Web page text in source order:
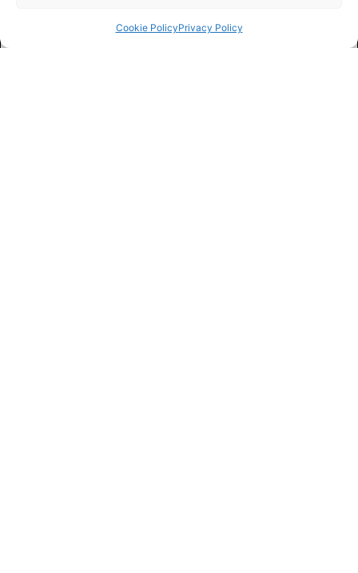
Cookie PolicyPrivacy Policy